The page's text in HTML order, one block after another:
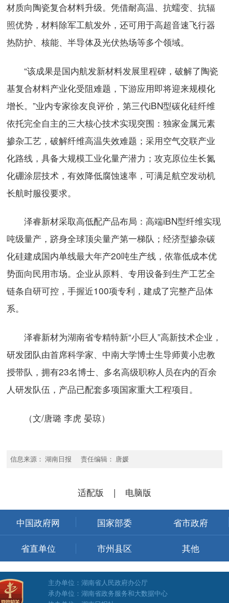
材质向陶瓷复合材料升级。凭借耐高温、抗蠕变、抗辐
照优势，材料除军工航发外，还可用于高超音速飞行器
热防护、核能、半导体及光伏热场等多个领域。
“该成果是国内航发新材料发展里程碑，破解了陶瓷
基复合材料产业化受阻难题，下游应用即将迎来规模化
增长。”业内专家徐友良评价，第三代iBN型碳化硅纤维
依托完全自主的三大核心技术实现突围：独家金属元素
掺杂工艺，破解纤维高温失效难题；采用空气交联产业
化路线，具备大规模工业化量产潜力；攻克原位生长氮
化硼涂层技术，有效降低腐蚀速率，可满足航空发动机
长航时服役要求。
泽睿新材采取高低配产品布局：高端iBN型纤维实现
吨级量产，跻身全球顶尖量产第一梯队；经济型掺杂碳
化硅建成国内单线最大年产20吨生产线，依靠低成本优
势面向民用市场。企业从原料、专用设备到生产工艺全
链条自研可控，手握近100项专利，建成了完整产品体
系。
泽睿新材为湖南省专精特新“小巨人”高新技术企业，
研发团队由首席科学家、中南大学博士生导师黄小忠教
授带队，拥有23名博士、多名高级职称人员在内的百余
人研发队伍，产品已配套多项国家重大工程项目。
（文/唐璐 李虎 晏琼）
信息来源： 湖南日报 责任编辑： 唐媛
适配版 | 电脑版
中国政府网 国家部委 省市政府
省直单位 市州县区 其他
主办单位：湖南省人民政府办公厅
承办单位：湖南省政务服务和大数据中心